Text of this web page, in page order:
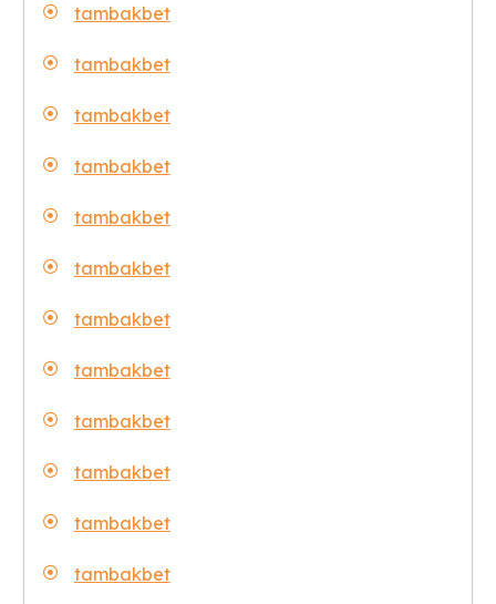
tambakbet
tambakbet
tambakbet
tambakbet
tambakbet
tambakbet
tambakbet
tambakbet
tambakbet
tambakbet
tambakbet
tambakbet